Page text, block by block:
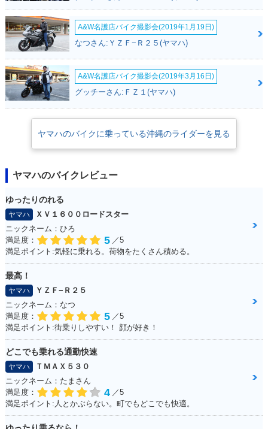
A&W名護店バイク撮影会(2019年1月19日)
なつさん:ＹＺＦ−Ｒ２５(ヤマハ)
A&W名護店バイク撮影会(2019年3月16日)
グッチーさん:ＦＺ１(ヤマハ)
ヤマハのバイクに乗っている沖縄のライダーを見る
ヤマハのバイクレビュー
ゆったりのれる
ヤマハ
ＸＶ１６００ロードスター
ニックネーム：ひろ
満足度：
5 ／5
満足ポイント:気軽に乗れる。荷物をたくさん積める。
最高！
ヤマハ
ＹＺＦ−Ｒ２５
ニックネーム：なつ
満足度：
5 ／5
満足ポイント:街乗りしやすい！ 顔が好き！
どこでも乗れる通勤快速
ヤマハ
ＴＭＡＸ５３０
ニックネーム：たまさん
満足度：
4 ／5
満足ポイント:人とかぶらない。町でもどこでも快適。